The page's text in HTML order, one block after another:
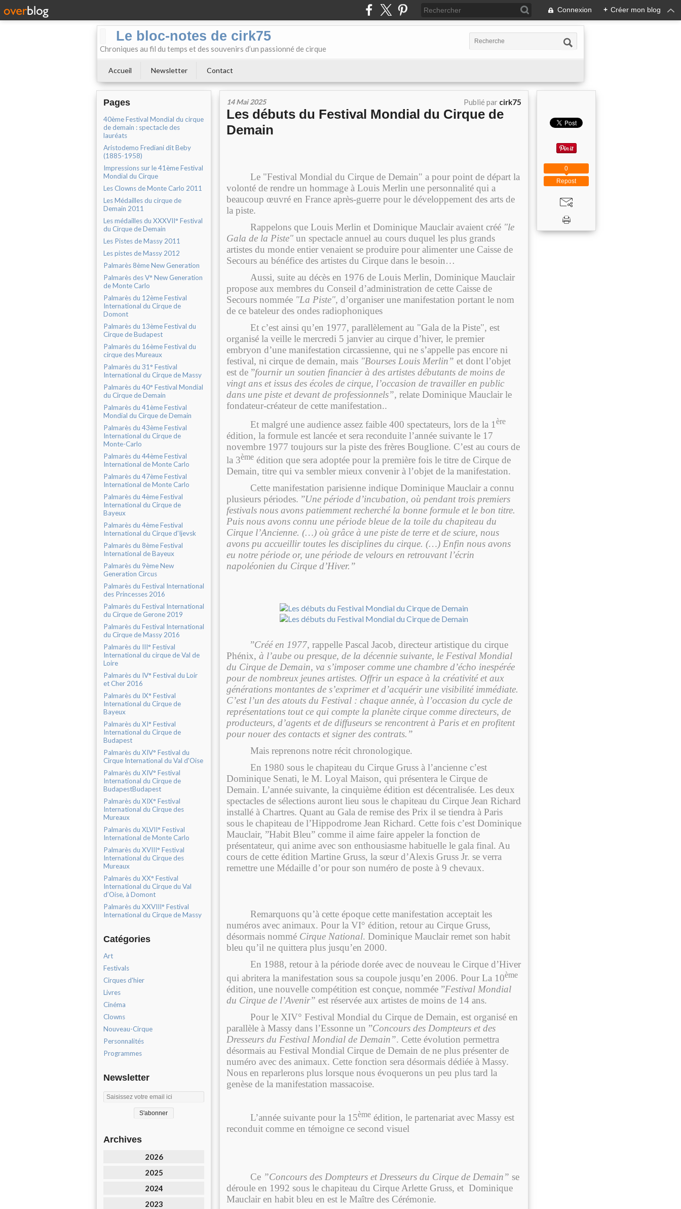
Connexion + Créer mon blog
Le bloc-notes de cirk75
Chroniques au fil du temps et des souvenirs d’un passionné de cirque
Accueil Newsletter Contact
Pages
40ème Festival Mondial du cirque
de demain : spectacle des
lauréats
Aristodemo Frediani dit Beby
(1885-1958)
Impressions sur le 41ème Festival
Mondial du Cirque
Les Clowns de Monte Carlo 2011
Les Médailles du cirque de
Demain 2011
Les médailles du XXXVII° Festival
du Cirque de Demain
Les Pistes de Massy 2011
Les pistes de Massy 2012
Palmarès 8ème New Generation
Palmarès des V° New Generation
de Monte Carlo
Palmarès du 12ème Festival
International du Cirque de
Domont
Palmarès du 13ème Festival du
Cirque de Budapest
Palmarès du 16ème Festival du
cirque des Mureaux
Palmarès du 31° Festival
International du Cirque de Massy
Palmarès du 40° Festival Mondial
du Cirque de Demain
Palmarès du 41ème Festival
Mondial du Cirque de Demain
Palmarès du 43ème Festival
International du Cirque de
Monte-Carlo
Palmarès du 44ème Festival
International de Monte Carlo
Palmarès du 47ème Festival
International de Monte Carlo
Palmarès du 4ème Festival
International du Cirque de
Bayeux
Palmarès du 4ème Festival
International du Cirque d'Ijevsk
Palmarès du 8ème Festival
International de Bayeux
Palmarès du 9ème New
Generation Circus
Palmarès du Festival International
des Princesses 2016
Palmarès du Festival International
du Cirque de Gerone 2019
Palmarès du Festival International
du Cirque de Massy 2016
Palmarès du III° Festival
International du cirque de Val de
Loire
Palmarès du IV° Festival du Loir
et Cher 2016
Palmarès du IX° Festival
International du Cirque de
Bayeux
Palmarès du XI° Festival
International du Cirque de
Budapest
Palmarès du XIV° Festival du
Cirque International du Val d'Oise
Palmarès du XIV° Festival
International du Cirque de
BudapestBudapest
Palmarès du XIX° Festival
International du Cirque des
Mureaux
Palmarès du XLVII° Festival
International de Monte Carlo
Palmarès du XVIII° Festival
International du Cirque des
Mureaux
Palmarès du XX° Festival
International du Cirque du Val
d’Oise, à Domont
Palmarès du XXVIII° Festival
International du Cirque de Massy
Catégories
Art
Festivals
Cirques d'hier
Livres
Cinéma
Clowns
Nouveau-Cirque
Personnalités
Programmes
Newsletter
Archives
2026
2025
2024
2023
14 Mai 2025 Publié par cirk75
Les débuts du Festival Mondial du Cirque de
Demain
Le "Festival Mondial du Cirque de Demain" a pour point de départ la
volonté de rendre un hommage à Louis Merlin une personnalité qui a
beaucoup œuvré en France après-guerre pour le développement des arts de
la piste.
Rappelons que Louis Merlin et Dominique Mauclair avaient créé "le
Gala de la Piste" un spectacle annuel au cours duquel les plus grands
artistes du monde entier venaient se produire pour alimenter une Caisse de
Secours au bénéfice des artistes du Cirque dans le besoin…
Aussi, suite au décès en 1976 de Louis Merlin, Dominique Mauclair
propose aux membres du Conseil d’administration de cette Caisse de
Secours nommée "La Piste", d’organiser une manifestation portant le nom
de ce bateleur des ondes radiophoniques
Et c’est ainsi qu’en 1977, parallèlement au "Gala de la Piste", est
organisé la veille le mercredi 5 janvier au cirque d’hiver, le premier
embryon d’une manifestation circassienne, qui ne s’appelle pas encore ni
festival, ni cirque de demain, mais "Bourses Louis Merlin” et dont l’objet
est de ”fournir un soutien financier à des artistes débutants de moins de
vingt ans et issus des écoles de cirque, l’occasion de travailler en public
dans une piste et devant de professionnels”, relate Dominique Mauclair le
fondateur-créateur de cette manifestation..
Et malgré une audience assez faible 400 spectateurs, lors de la 1ère
édition, la formule est lancée et sera reconduite l’année suivante le 17
novembre 1977 toujours sur la piste des frères Bouglione. C’est au cours de
la 3ème édition que sera adoptée pour la première fois le titre de Cirque de
Demain, titre qui va sembler mieux convenir à l’objet de la manifestation.
Cette manifestation parisienne indique Dominique Mauclair a connu
plusieurs périodes. ”Une période d’incubation, où pendant trois premiers
festivals nous avons patiemment recherché la bonne formule et le bon titre.
Puis nous avons connu une période bleue de la toile du chapiteau du
Cirque l’Ancienne. (…) où grâce à une piste de terre et de sciure, nous
avons pu accueillir toutes les disciplines du cirque. (…) Enfin nous avons
eu notre période or, une période de velours en retrouvant l’écrin
napoléonien du Cirque d’Hiver.”
”Créé en 1977, rappelle Pascal Jacob, directeur artistique du cirque
Phénix, à l’aube ou presque, de la décennie suivante, le Festival Mondial
du Cirque de Demain, va s’imposer comme une chambre d’écho inespérée
pour de nombreux jeunes artistes. Offrir un espace à la créativité et aux
générations montantes de s’exprimer et d’acquérir une visibilité immédiate.
C’est l’un des atouts du Festival : chaque année, à l’occasion du cycle de
représentations tout ce qui compte la planète cirque comme directeurs, de
producteurs, d’agents et de diffuseurs se rencontrent à Paris et en profitent
pour nouer des contacts et signer des contrats.”
Mais reprenons notre récit chronologique.
En 1980 sous le chapiteau du Cirque Gruss à l’ancienne c’est
Dominique Senati, le M. Loyal Maison, qui présentera le Cirque de
Demain. L’année suivante, la cinquième édition est décentralisée. Les deux
spectacles de sélections auront lieu sous le chapiteau du Cirque Jean Richard
installé à Chartres. Quant au Gala de remise des Prix il se tiendra à Paris
sous le chapiteau de l’Hippodrome Jean Richard. Cette fois c’est Dominique
Mauclair, ”Habit Bleu” comme il aime faire appeler la fonction de
présentateur, qui anime avec son enthousiasme habituelle le gala final. Au
cours de cette édition Martine Gruss, la sœur d’Alexis Gruss Jr. se verra
remettre une Médaille d’or pour son numéro de poste à 9 chevaux.
Remarquons qu’à cette époque cette manifestation acceptait les
numéros avec animaux. Pour la VI° édition, retour au Cirque Gruss,
désormais nommé Cirque National. Dominique Mauclair remet son habit
bleu qu’il ne quittera plus jusqu’en 2000.
En 1988, retour à la période dorée avec de nouveau le Cirque d’Hiver
qui abritera la manifestation sous sa coupole jusqu’en 2006. Pour La 10ème
édition, une nouvelle compétition est conçue, nommée ”Festival Mondial
du Cirque de l’Avenir” est réservée aux artistes de moins de 14 ans.
Pour le XIV° Festival Mondial du Cirque de Demain, est organisé en
parallèle à Massy dans l’Essonne un ”Concours des Dompteurs et des
Dresseurs du Festival Mondial de Demain”. Cette évolution permettra
désormais au Festival Mondial Cirque de Demain de ne plus présenter de
numéro avec des animaux. Cette fonction sera désormais dédiée à Massy.
Nous en reparlerons plus lorsque nous évoquerons un peu plus tard la
genèse de la manifestation massacoise.
L’année suivante pour la 15ème édition, le partenariat avec Massy est
reconduit comme en témoigne ce second visuel
Ce ”Concours des Dompteurs et Dresseurs du Cirque de Demain” se
déroule en 1992 sous le chapiteau du Cirque Arlette Gruss, et Dominique
Mauclair en habit bleu en est le Maître des Cérémonie.
Repost
0